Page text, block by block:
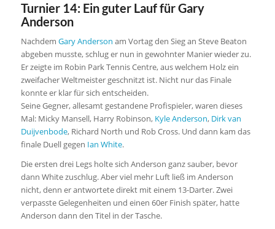
Turnier 14: Ein guter Lauf für Gary
Anderson
Nachdem Gary Anderson am Vortag den Sieg an Steve Beaton
abgeben musste, schlug er nun in gewohnter Manier wieder zu.
Er zeigte im Robin Park Tennis Centre, aus welchem Holz ein
zweifacher Weltmeister geschnitzt ist. Nicht nur das Finale
konnte er klar für sich entscheiden.
Seine Gegner, allesamt gestandene Profispieler, waren dieses
Mal: Micky Mansell, Harry Robinson, Kyle Anderson, Dirk van
Duijvenbode, Richard North und Rob Cross. Und dann kam das
finale Duell gegen Ian White.
Die ersten drei Legs holte sich Anderson ganz sauber, bevor
dann White zuschlug. Aber viel mehr Luft ließ im Anderson
nicht, denn er antwortete direkt mit einem 13-Darter. Zwei
verpasste Gelegenheiten und einen 60er Finish später, hatte
Anderson dann den Titel in der Tasche.